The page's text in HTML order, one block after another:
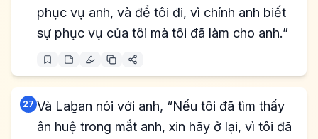
phục vụ anh, và để tôi đi, vì chính anh biết
sự phục vụ của tôi mà tôi đã làm cho anh.”
27 Và Laḇan nói với anh, “Nếu tôi đã tìm thấy
ân huệ trong mắt anh, xin hãy ở lại, vì tôi đã